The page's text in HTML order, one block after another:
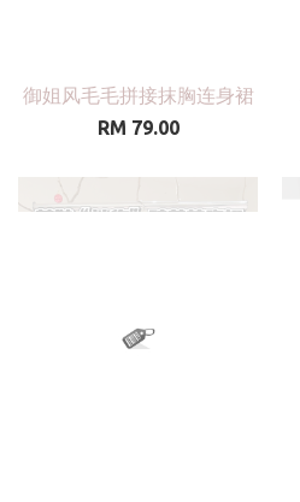
御姐风毛毛拼接抹胸连身裙
RM 79.00